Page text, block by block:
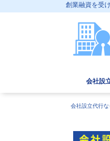
創業融資を受
会社設
会社設立代行